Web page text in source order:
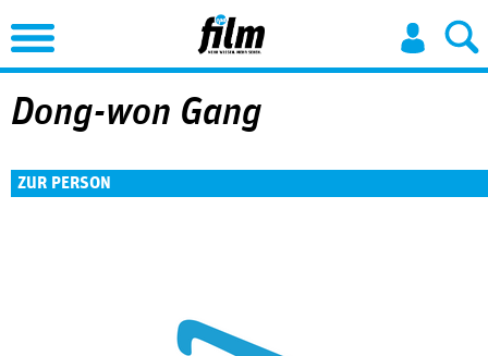
Jump to Navigation
Dong-won Gang
ZUR PERSON